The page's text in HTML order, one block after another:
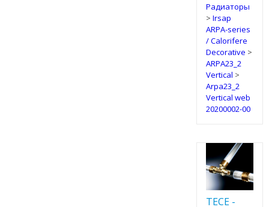
Радиаторы
> Irsap
ARPA-series
/ Calorifere
Decorative >
ARPA23_2
Vertical >
Arpa23_2
Vertical web
20200002-00
TECE -